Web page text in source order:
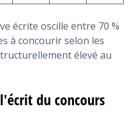
écrite oscille entre 70 %
à concourir selon les
élevé au
du concours